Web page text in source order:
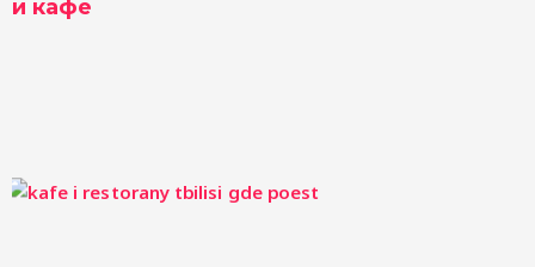
и кафе